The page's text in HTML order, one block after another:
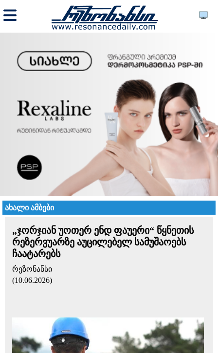
ახალი ამბები
„ჯორჯიან უოთერ ენდ ფაუერი“ წყნეთის
რეზერვუარზე აუცილებელ სამუშაოებს
ჩაატარებს
რეზონანსი
(10.06.2026)